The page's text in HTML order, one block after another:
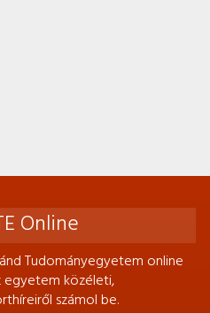
Online
Tudományegyetem online
egyetem közéleti,
számol be.